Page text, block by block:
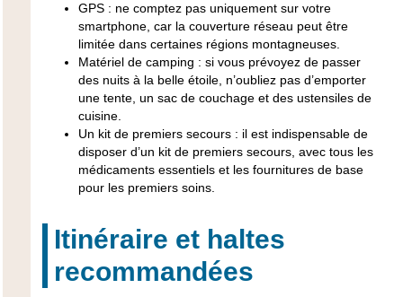
GPS : ne comptez pas uniquement sur votre
smartphone, car la couverture réseau peut être
limitée dans certaines régions montagneuses.
Matériel de camping : si vous prévoyez de passer
des nuits à la belle étoile, n’oubliez pas d’emporter
une tente, un sac de couchage et des ustensiles de
cuisine.
Un kit de premiers secours : il est indispensable de
disposer d’un kit de premiers secours, avec tous les
médicaments essentiels et les fournitures de base
pour les premiers soins.
Itinéraire et haltes
recommandées